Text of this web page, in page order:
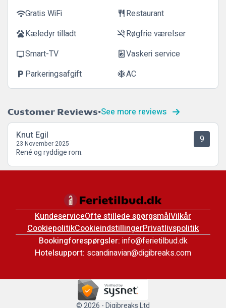
wifiGratis WiFi restaurantRestaurant
petsKæledyr tilladt smoke_freeRøgfrie værelser
tvSmart-TV local_laundry_serviceVaskeri service
local_parking Parkeringsafgift ac_unitAC
Customer Reviews See more reviews
Knut Egil
23 November 2025 9
René og ryddige rom.
KundeserviceOfte stillede spørgsmålVilkår
CookiepolitikCookieindstillingerPrivatlivspolitik
Bookingforespørgsler: info@ferietilbud.dk
Hotelsupport: scandinavian@digibreaks.com
© 2026 - Digibreaks Ltd